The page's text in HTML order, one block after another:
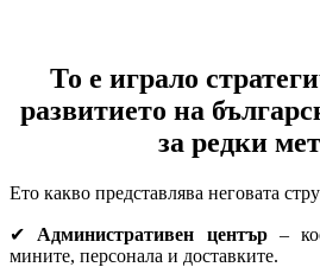
То е играло
развитието на
за редки
Ето какво представлява неговата
✔ Административен център–
мините, персонала и доставките.